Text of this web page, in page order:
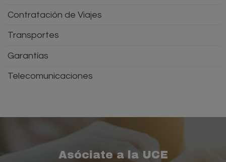
Contratación de Viajes
Transportes
Garantías
Telecomunicaciones
Asóciate a la UCE